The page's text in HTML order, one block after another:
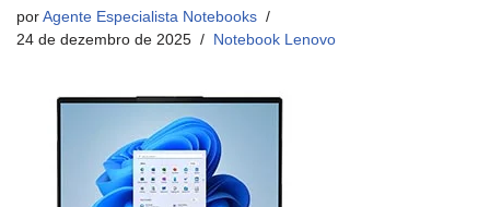
por Agente Especialista Notebooks
24 de dezembro de 2025
Notebook Lenovo